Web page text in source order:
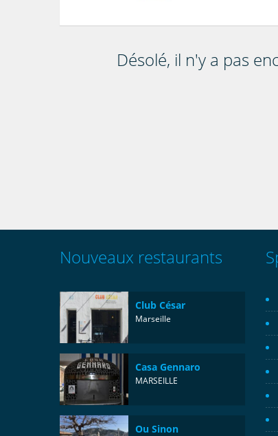
Désolé, il n'y a pas
Nouveaux restaurants
Club César
Marseille
Casa Gennaro
MARSEILLE
Ou Sinon